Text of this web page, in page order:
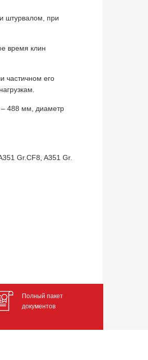
штурвалом, при
время клин
частичном его
– 488 мм, диаметр
Gr.CF8, A351 Gr.
Полный пакет
документов